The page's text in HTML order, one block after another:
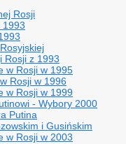
Rosji
1993
Rosji z 1993
w Rosji w 1995
Rosji w 1996
w Rosji w 1999
- Wybory 2000
Putina
i Gusińskim
w Rosji w 2003